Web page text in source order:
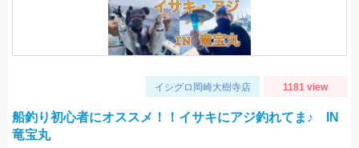
イシグロ岡崎大樹寺店 1181 view
船釣り初心者にオススメ！！イサキにアジ釣れてま♪ IN
竜宝丸